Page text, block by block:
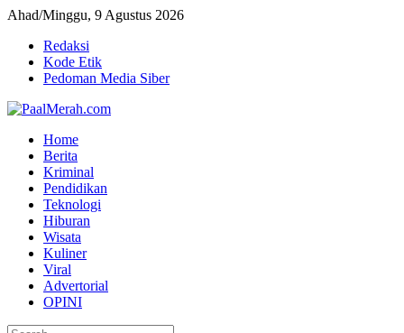
Ahad/Minggu, 9 Agustus 2026
Redaksi
Kode Etik
Pedoman Media Siber
Home
Berita
Kriminal
Pendidikan
Teknologi
Hiburan
Wisata
Kuliner
Viral
Advertorial
OPINI